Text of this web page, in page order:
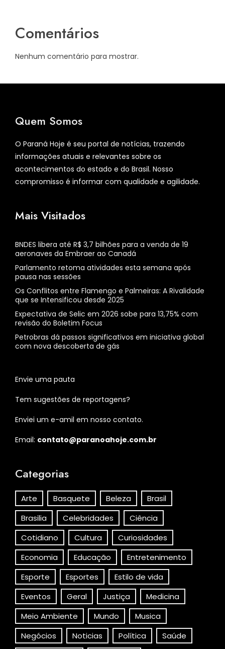
Comentários
Nenhum comentário para mostrar.
Quem Somos
O Paraná Hoje é seu portal de notícias, trazendo
informações atuais e relevantes sobre os
acontecimentos do estado e do Brasil. Nosso
compromisso é informar com qualidade e agilidade.
Mais Visitados
BNDES libera até R$ 3,7 bilhões para a venda de 19
aeronaves da Embraer ao Canadá
Parlamento retoma atividades esta semana após
pausa nas sessões
Os Conflitos entre Flamengo e Palmeiras: A Rivalidade
que se Intensificou desde 2025
Expectativa de Selic em 2026 sobe para 13,75% com
revisão do Boletim Focus
Petrobras dá passos significativos em iniciativa global
com nova descoberta de gás
Envie uma pauta
Tem sugestões de reportagens?
Enviei um e-amil em nosso contato.
Email: contato@paranoahoje.com.br
Categorias
Arte Basquete Beleza
Brasil
Brasilia
Celebridades
Ciência
Cotidiano
Cultura
Curiosidades
Economia
Educação
Entretenimento
Esporte
Esportes
Estilo de vida
Eventos
Geral Justiça
Medicina
Meio Ambiente
Mundo
Musica
Negócios
Noticias Política Saúde